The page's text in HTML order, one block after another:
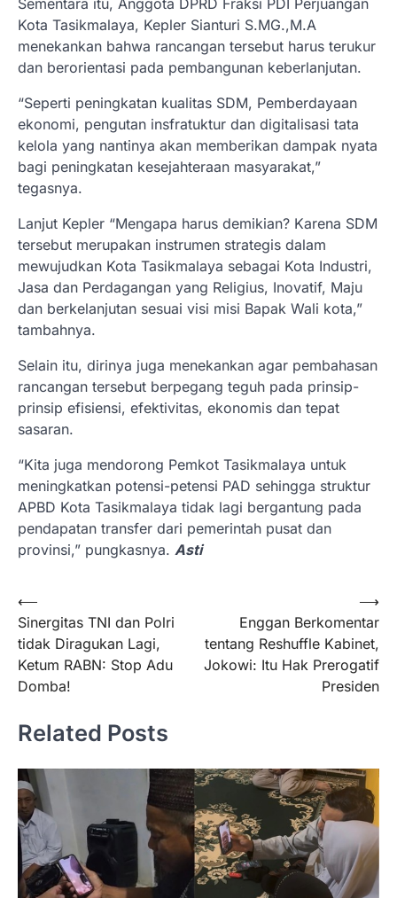
Sementara itu, Anggota DPRD Fraksi PDI Perjuangan
Kota Tasikmalaya, Kepler Sianturi S.MG.,M.A
menekankan bahwa rancangan tersebut harus terukur
dan berorientasi pada pembangunan keberlanjutan.
“Seperti peningkatan kualitas SDM, Pemberdayaan
ekonomi, pengutan insfratuktur dan digitalisasi tata
kelola yang nantinya akan memberikan dampak nyata
bagi peningkatan kesejahteraan masyarakat,”
tegasnya.
Lanjut Kepler “Mengapa harus demikian? Karena SDM
tersebut merupakan instrumen strategis dalam
mewujudkan Kota Tasikmalaya sebagai Kota Industri,
Jasa dan Perdagangan yang Religius, Inovatif, Maju
dan berkelanjutan sesuai visi misi Bapak Wali kota,”
tambahnya.
Selain itu, dirinya juga menekankan agar pembahasan
rancangan tersebut berpegang teguh pada prinsip-
prinsip efisiensi, efektivitas, ekonomis dan tepat
sasaran.
“Kita juga mendorong Pemkot Tasikmalaya untuk
meningkatkan potensi-petensi PAD sehingga struktur
APBD Kota Tasikmalaya tidak lagi bergantung pada
pendapatan transfer dari pemerintah pusat dan
provinsi,” pungkasnya. Asti
Navigasi
pos
⟵
Sinergitas TNI dan Polri
tidak Diragukan Lagi,
Ketum RABN: Stop Adu
Domba!
Enggan Berkomentar
tentang Reshuffle Kabinet,
Jokowi: Itu Hak Prerogatif
Presiden
⟶
Related Posts